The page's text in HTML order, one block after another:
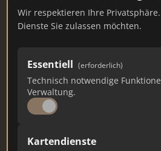
Wir respektieren Ihre
Dienste Sie zulassen möchten.
Essentiell (erforderlich)
Technisch notwendige
Verwaltung.
Kartendienste
Hamburg
hamburg-
49